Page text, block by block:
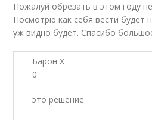
Пожалуй обрезать в этом году
Посмотрю как себя вести будет
уж видно будет. Спасибо
Барон Х
0
это решение